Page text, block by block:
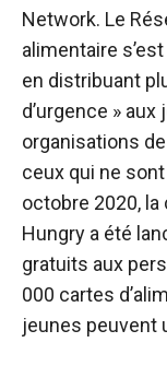
Network. Le
alimentaire
en distribuant
d’urgence »
organisations
ceux qui ne sont
octobre 2020, la
Hungry a été
gratuits aux
000 cartes
jeunes peuvent